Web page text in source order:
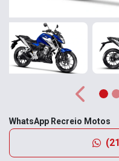
Anterior
WhatsApp Recreio Motos